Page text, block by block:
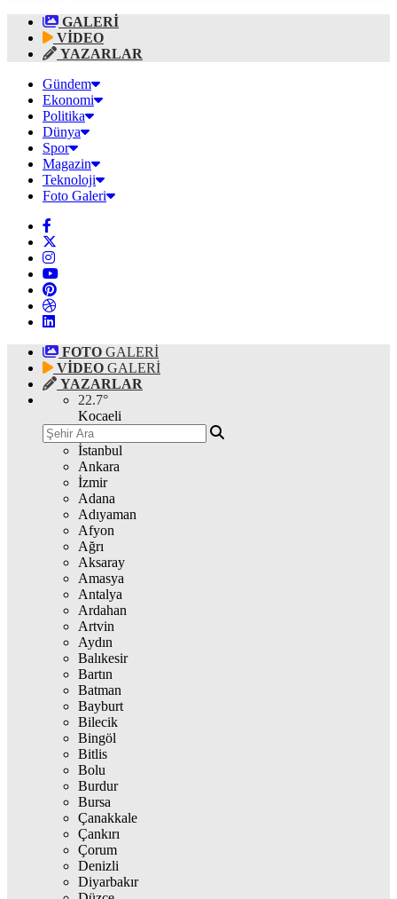
GALERİ
VİDEO
YAZARLAR
Gündem
Ekonomi
Politika
Dünya
Spor
Magazin
Teknoloji
Foto Galeri
FOTO GALERİ
VİDEO GALERİ
YAZARLAR
22.7°
Kocaeli
İstanbul
Ankara
İzmir
Adana
Adıyaman
Afyon
Ağrı
Aksaray
Amasya
Antalya
Ardahan
Artvin
Aydın
Balıkesir
Bartın
Batman
Bayburt
Bilecik
Bingöl
Bitlis
Bolu
Burdur
Bursa
Çanakkale
Çankırı
Çorum
Denizli
Diyarbakır